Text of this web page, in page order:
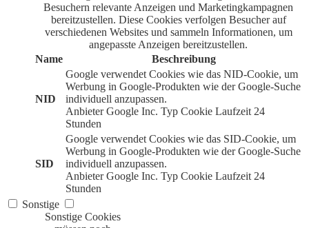
Besuchern relevante Anzeigen und Marketingkampagnen
bereitzustellen. Diese Cookies verfolgen Besucher auf
verschiedenen Websites und sammeln Informationen, um
angepasste Anzeigen bereitzustellen.
Name
Beschreibung
NID
Google verwendet Cookies wie das NID-Cookie, um
Werbung in Google-Produkten wie der Google-Suche
individuell anzupassen.
Anbieter Google Inc. Typ Cookie Laufzeit 24
Stunden
SID
Google verwendet Cookies wie das SID-Cookie, um
Werbung in Google-Produkten wie der Google-Suche
individuell anzupassen.
Anbieter Google Inc. Typ Cookie Laufzeit 24
Stunden
Sonstige
Sonstige Cookies